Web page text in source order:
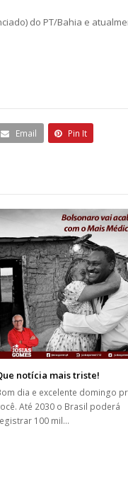
do PT/Bahia e
Email Pin It
notícia mais triste!
dia e excelente domingo
Até 2030 o Brasil poderá
100 mil…